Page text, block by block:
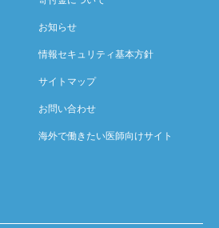
お知らせ
情報セキュリティ基本方針
サイトマップ
お問い合わせ
海外で働きたい医師向けサイト